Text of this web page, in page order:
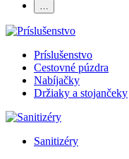
…
Príslušenstvo
Cestovné púzdra
Nabíjačky
Držiaky a stojančeky
Sanitizéry